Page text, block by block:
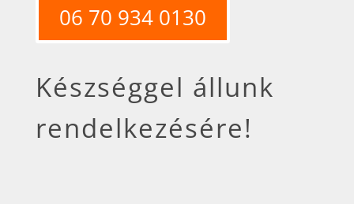
06 70 934 0130
Készséggel állunk
rendelkezésére!